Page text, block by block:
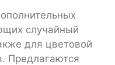
случайный
для цветовой
Предлагаются